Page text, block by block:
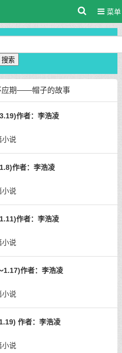
菜单
搜索
应期——帽子的故事
作者：李浩凌
小说
作者：李浩凌
小说
作者：李浩凌
小说
作者：李浩凌
小说
作者：李浩凌
小说